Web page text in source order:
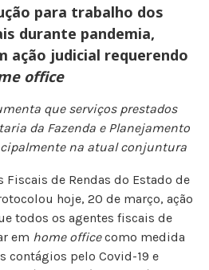
para trabalho dos
durante pandemia,
ação judicial requerendo
office
que serviços prestados
da Fazenda e Planejamento
na atual conjuntura
Fiscais de Rendas do Estado de
hoje, 20 de março, ação
todos os agentes fiscais de
em home officecomo medida
contágios pelo Covid-19 e